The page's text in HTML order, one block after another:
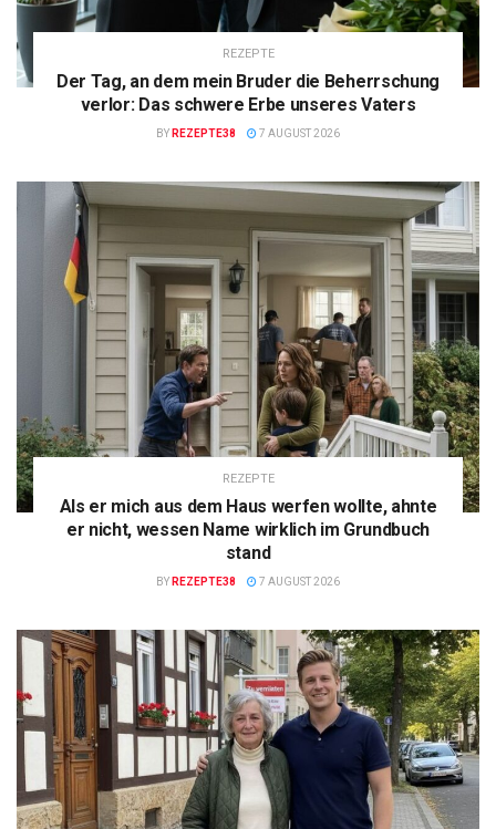
REZEPTE
Der Tag, an dem mein Bruder die Beherrschung
verlor: Das schwere Erbe unseres Vaters
BY REZEPTE38 7 AUGUST 2026
REZEPTE
Als er mich aus dem Haus werfen wollte, ahnte
er nicht, wessen Name wirklich im Grundbuch
stand
BY REZEPTE38 7 AUGUST 2026